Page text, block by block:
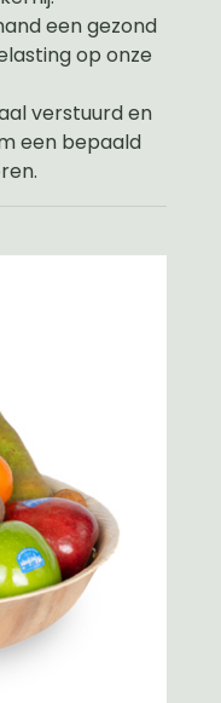
een gezond
op onze
verstuurd en
een bepaald